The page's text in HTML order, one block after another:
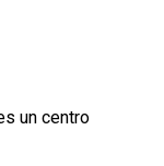
un centro